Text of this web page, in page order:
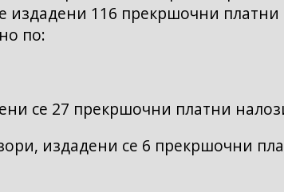
издадени 116 прекршочни платни
по:
се 27 прекршочни платни
издадени се 6 прекршочни